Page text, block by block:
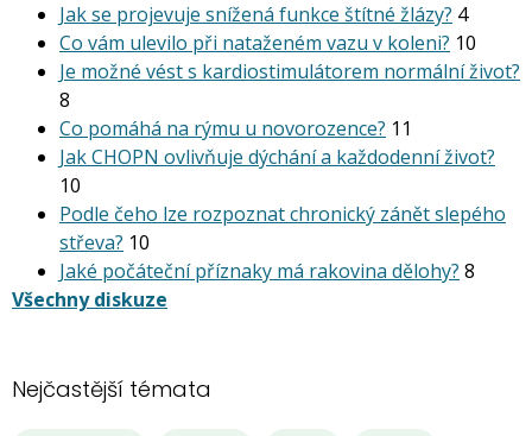
Jak se projevuje snížená funkce štítné žlázy? 4
Co vám ulevilo při nataženém vazu v koleni? 10
Je možné vést s kardiostimu­látorem normální život?
8
Co pomáhá na rýmu u novorozence? 11
Jak CHOPN ovlivňuje dýchání a každodenní život?
10
Podle čeho lze rozpoznat chronický zánět slepého
střeva? 10
Jaké počáteční příznaky má rakovina dělohy? 8
Všechny diskuze
Nejčastější témata